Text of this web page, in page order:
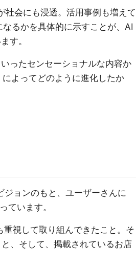
社会にも浸透。活用事例も増えて
るかを具体的に示すことが、AI
す。
ったセンセーショナルな内容か
よってどのように進化したか
ョンのもと、ユーザーさんに
ています。
視して取り組んできたこと。そ
、そして、掲載されているお店